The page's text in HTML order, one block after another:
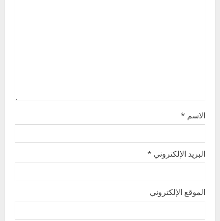
الاسم *
البريد الإلكتروني *
الموقع الإلكتروني